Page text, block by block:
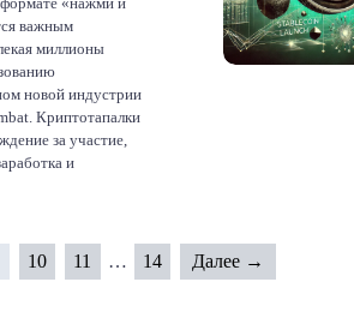
«нажми и
важным
миллионы
новой индустрии
Криптотапалки
за участие,
и
в подобные игры,
[…]
10 11 … 14 Далее →